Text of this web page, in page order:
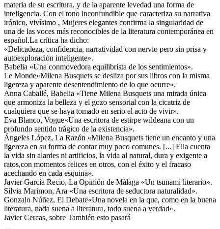
materia de su escritura, y de la aparente levedad una forma de
inteligencia. Con el tono inconfundible que caracteriza su narrativa
irónico, vivísimo , Mujeres elegantes confirma la singularidad de
una de las voces más reconocibles de la literatura contemporánea en
español.La crítica ha dicho:
«Delicadeza, confidencia, narratividad con nervio pero sin prisa y
autoexploración inteligente».
Babelia «Una conmovedora equilibrista de los sentimientos».
Le Monde«Milena Busquets se desliza por sus libros con la misma
ligereza y aparente desentendimiento de lo que ocurre».
Anna Caballé, Babelia «Tiene Milena Busquets una mirada única
que armoniza la belleza y el gozo sensorial con la cicatriz de
cualquiera que se haya tomado en serio el acto de vivir».
Eva Blanco, Vogue«Una escritora de estirpe wildeana con un
profundo sentido trágico de la existencia».
Ángeles López, La Razón «Milena Busquets tiene un encanto y una
ligereza en su forma de contar muy poco comunes. [...] Ella cuenta
la vida sin alardes ni artificios, la vida al natural, dura y exigente a
ratos,con momentos felices en otros, con el éxito y el fracaso
acechando en cada esquina».
Javier García Recio, La Opinión de Málaga «Un tsunami literario».
Sílvia Marimon, Ara «Una escritora de seductora naturalidad».
Gonzalo Núñez, El Debate«Una novela en la que, como en la buena
literatura, nada suena a literatura, todo suena a verdad».
Javier Cercas, sobre También esto pasará